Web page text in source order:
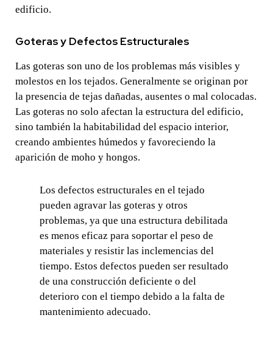
edificio.
Goteras y Defectos Estructurales
Las goteras son uno de los problemas más visibles y
molestos en los tejados. Generalmente se originan por
la presencia de tejas dañadas, ausentes o mal colocadas.
Las goteras no solo afectan la estructura del edificio,
sino también la habitabilidad del espacio interior,
creando ambientes húmedos y favoreciendo la
aparición de moho y hongos.
Los defectos estructurales en el tejado
pueden agravar las goteras y otros
problemas, ya que una estructura debilitada
es menos eficaz para soportar el peso de
materiales y resistir las inclemencias del
tiempo. Estos defectos pueden ser resultado
de una construcción deficiente o del
deterioro con el tiempo debido a la falta de
mantenimiento adecuado.